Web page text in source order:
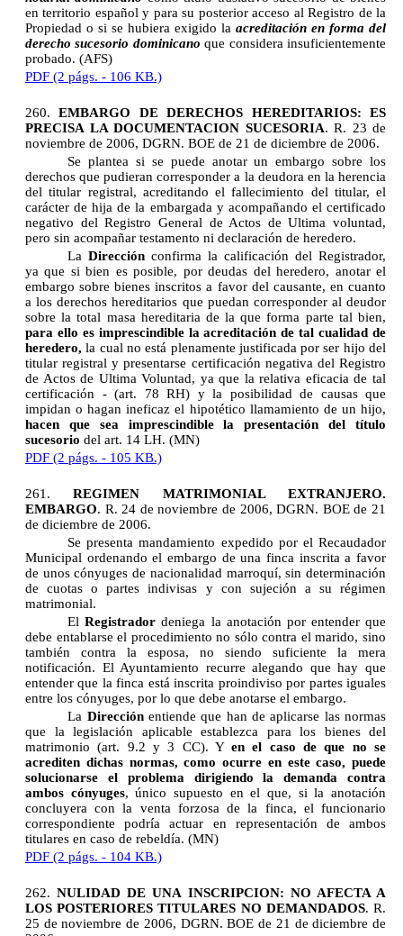
en territorio español y para su posterior acceso al Registro de la
Propiedad o si se hubiera exigido la acreditación en forma del
derecho sucesorio dominicano que considera insuficientemente
probado. (AFS)
PDF (2 págs. - 106 KB.)
260.EMBARGO DE DERECHOS HEREDITARIOS: ES
PRECISA LA DOCUMENTACION SUCESORIA. R. 23 de
noviembre de 2006, DGRN. BOE de 21 de diciembre de 2006.
Se plantea si se puede anotar un embargo sobre los
derechos que pudieran corresponder a la deudora en la herencia
del titular registral, acreditando el fallecimiento del titular, el
carácter de hija de la embargada y acompañando el certificado
negativo del Registro General de Actos de Ultima voluntad,
pero sin acompañar testamento ni declaración de heredero.
LaDirección confirma la calificación del Registrador,
ya que si bien es posible, por deudas del heredero, anotar el
embargo sobre bienes inscritos a favor del causante, en cuanto
a los derechos hereditarios que puedan corresponder al deudor
sobre la total masa hereditaria de la que forma parte tal bien,
para ello es imprescindible la acreditación de tal cualidad de
heredero,la cual no está plenamente justificada por ser hijo del
titular registral y presentarse certificación negativa del Registro
de Actos de Ultima Voluntad, ya que la relativa eficacia de tal
certificación - (art. 78 RH) y la posibilidad de causas que
impidan o hagan ineficaz el hipotético llamamiento de un hijo,
hacen que sea imprescindible la presentación del título
sucesorio del art. 14 LH. (MN)
PDF (2 págs. - 105 KB.)
261.REGIMEN MATRIMONIAL EXTRANJERO.
EMBARGO. R. 24 de noviembre de 2006, DGRN. BOE de 21
de diciembre de 2006.
Se presenta mandamiento expedido por el Recaudador
Municipal ordenando el embargo de una finca inscrita a favor
de unos cónyuges de nacionalidad marroquí, sin determinación
de cuotas o partes indivisas y con sujeción a su régimen
matrimonial.
ElRegistrador deniega la anotación por entender que
debe entablarse el procedimiento no sólo contra el marido, sino
también contra la esposa, no siendo suficiente la mera
notificación. El Ayuntamiento recurre alegando que hay que
entender que la finca está inscrita proindiviso por partes iguales
entre los cónyuges, por lo que debe anotarse el embargo.
La Direcciónentiende que han de aplicarse las normas
que la legislación aplicable establezca para los bienes del
matrimonio (art. 9.2 y 3 CC). Yen el caso de que no se
acrediten dichas normas, como ocurre en este caso, puede
solucionarse el problema dirigiendo la demanda contra
ambos cónyuges, único supuesto en el que, si la anotación
concluyera con la venta forzosa de la finca, el funcionario
correspondiente podría actuar en representación de ambos
titulares en caso de rebeldía. (MN)
PDF (2 págs. - 104 KB.)
262.NULIDAD DE UNA INSCRIPCION: NO AFECTA A
LOS POSTERIORES TITULARES NO DEMANDADOS. R.
25 de noviembre de 2006, DGRN. BOE de 21 de diciembre de